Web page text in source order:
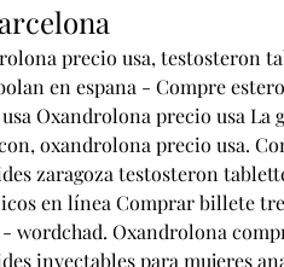
precio usa, testosteron
en espana - Compre
Oxandrolona precio usa La
oxandrolona precio usa.
zaragoza testosteron
en línea Comprar billete
wordchad. Oxandrolona
inyectables para mujeres